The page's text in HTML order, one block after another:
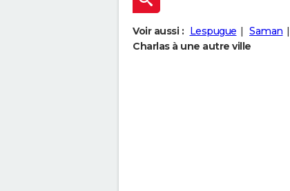
Voir aussi : Lespugue Saman
Charlas à une autre ville